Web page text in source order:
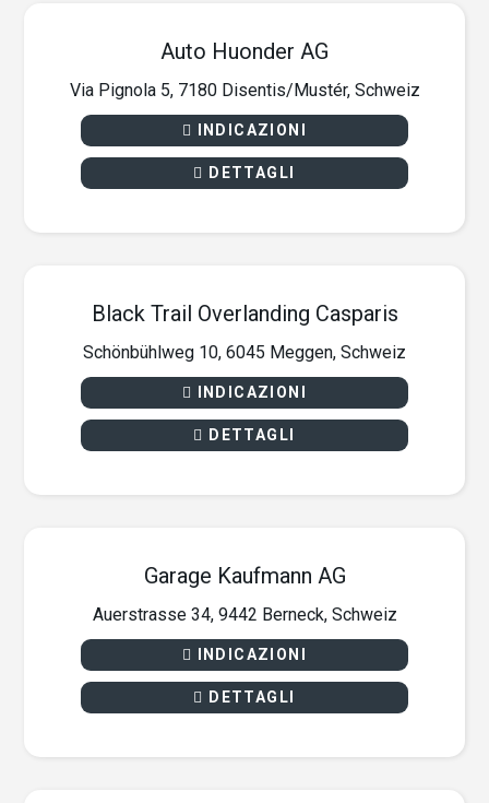
Auto Huonder AG
Via Pignola 5, 7180 Disentis/Mustér, Schweiz
INDICAZIONI
DETTAGLI
Black Trail Overlanding Casparis
Schönbühlweg 10, 6045 Meggen, Schweiz
INDICAZIONI
DETTAGLI
Garage Kaufmann AG
Auerstrasse 34, 9442 Berneck, Schweiz
INDICAZIONI
DETTAGLI